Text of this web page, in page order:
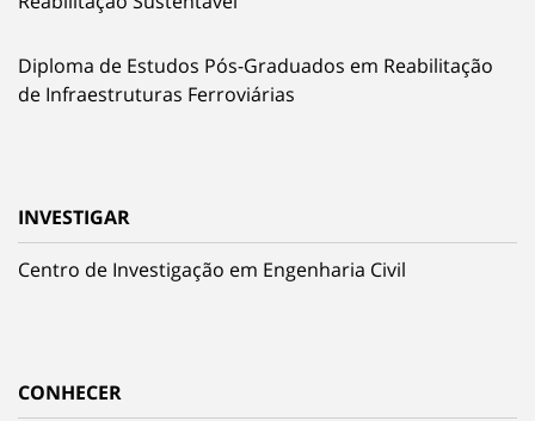
Diploma de Estudos Pós-Graduados em Reabilitação
de Infraestruturas Ferroviárias
INVESTIGAR
Centro de Investigação em Engenharia Civil
CONHECER